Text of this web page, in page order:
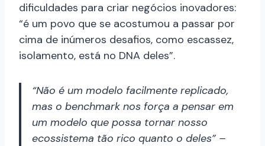
dificuldades para criar negócios inovadores:
“é um povo que se acostumou a passar por
cima de inúmeros desafios, como escassez,
isolamento, está no DNA deles”.
“Não é um modelo facilmente replicado,
mas o benchmark nos força a pensar em
um modelo que possa tornar nosso
ecossistema tão rico quanto o deles” –